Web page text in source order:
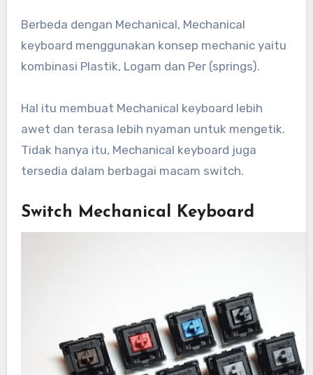
Berbeda dengan Mechanical, Mechanical
keyboard menggunakan konsep mechanic yaitu
kombinasi Plastik, Logam dan Per (springs).
Hal itu membuat Mechanical keyboard lebih
awet dan terasa lebih nyaman untuk mengetik.
Tidak hanya itu, Mechanical keyboard juga
tersedia dalam berbagai macam switch.
Switch Mechanical Keyboard